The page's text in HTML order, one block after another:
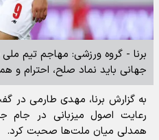
برنا - گروه ورزشی: مهاجم تیم
جهانی باید نماد صلح، احترام و
به گزارش برنا، مهدی طارمی در
رعایت اصول میزبانی در
همدلی میان ملت‌ها صحبت کرد.